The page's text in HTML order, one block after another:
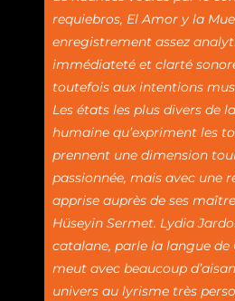
requiebros, El Amor y la
enregistrement assez
immédiateté et clarté
toutefois aux intentions
Les états les plus divers de
humaine qu’expriment les
prennent une dimension
passionnée, mais avec une
apprise auprès de ses
Hüseyin Sermet. Lydia
catalane, parle la langue de
meut avec beaucoup
univers au lyrisme très